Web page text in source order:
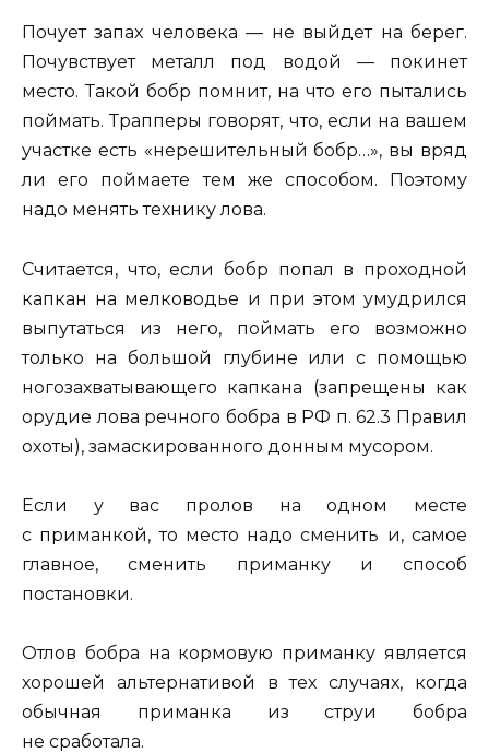
Почует запах человека — не выйдет на берег.
Почувствует металл под водой — покинет
место. Такой бобр помнит, на что его пытались
поймать. Трапперы говорят, что, если на вашем
участке есть «нерешительный бобр…», вы вряд
ли его поймаете тем же способом. Поэтому
надо менять технику лова.
Считается, что, если бобр попал в проходной
капкан на мелководье и при этом умудрился
выпутаться из него, поймать его возможно
только на большой глубине или с помощью
ногозахватывающего капкана (запрещены как
орудие лова речного бобра в РФ п. 62.3 Правил
охоты), замаскированного донным мусором.
Если у вас пролов на одном месте
с приманкой, то место надо сменить и, самое
главное, сменить приманку и способ
постановки.
Отлов бобра на кормовую приманку является
хорошей альтернативой в тех случаях, когда
обычная приманка из струи бобра
не сработала.